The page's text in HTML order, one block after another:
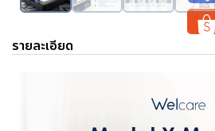
รายละเอียด